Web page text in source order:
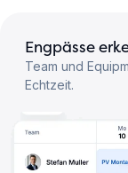
Engpässe
Team und
Echtzeit.